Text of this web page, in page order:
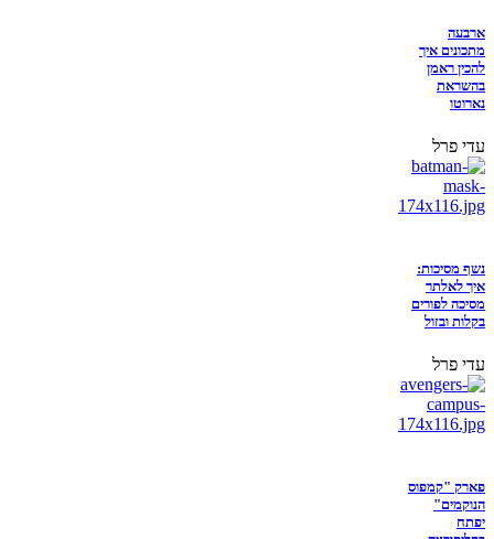
ארבעה
מתכונים איך
להכין ראמן
בהשראת
נארוטו
עדי פרל
נשף מסיכות:
איך לאלתר
מסיכה לפורים
בקלות ובזול
עדי פרל
פארק "קמפוס
הנוקמים"
יפתח